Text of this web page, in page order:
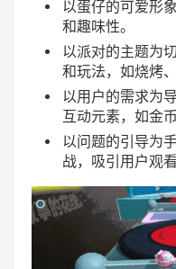
以蛋仔的可爱形
和趣味性。
以派对的主题为
和玩法，如烧烤
以用户的需求为
互动元素，如金
以问题的引导为
战，吸引用户观